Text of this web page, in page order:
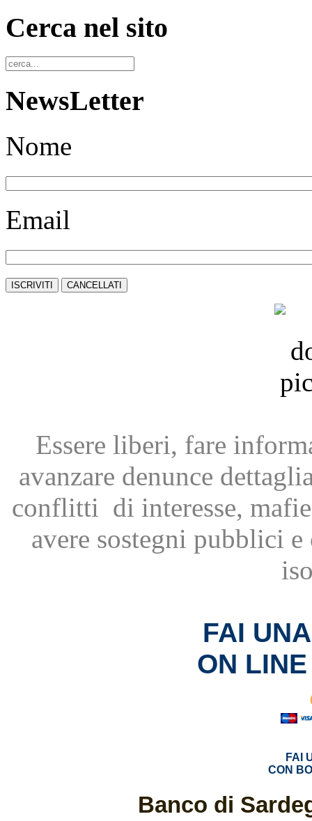
Cerca nel sito
NewsLetter
Nome
Email
Essere liberi, fare
avanzare denunce
conflitti di interesse,
avere sostegni pubblici
FAI
ON
FAI
CON
Banco di